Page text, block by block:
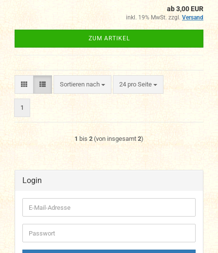
ab 3,00 EUR
inkl. 19% MwSt. zzgl. Versand
ZUM ARTIKEL
Sortieren nach
Sortieren nach 24 pro Seite
pro Seite
1
1 bis 2 (von insgesamt 2)
Login
E-
Mail-
Adresse
Passwort